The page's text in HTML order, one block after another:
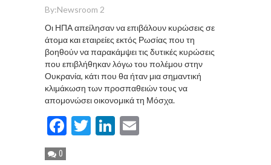
By:Newsroom 2
Οι ΗΠΑ απείλησαν να επιβάλουν κυρώσεις σε
άτομα και εταιρείες εκτός Ρωσίας που τη
βοηθούν να παρακάμψει τις δυτικές κυρώσεις
που επιβλήθηκαν λόγω του πολέμου στην
Ουκρανία, κάτι που θα ήταν μια σημαντική
κλιμάκωση των προσπαθειών τους να
απομονώσει οικονομικά τη Μόσχα.
Facebook
TwitterLinkedIn
0